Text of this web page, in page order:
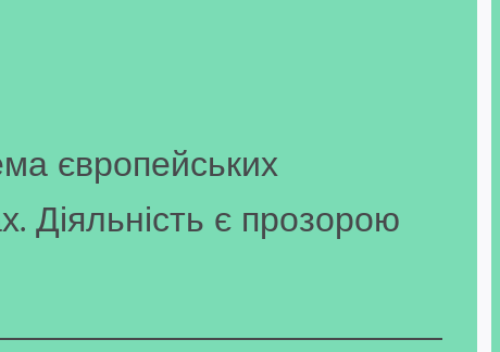
європейських
Діяльність є прозорою